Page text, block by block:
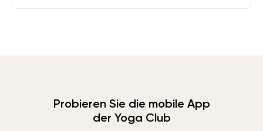
Probieren Sie die mobile App
der Yoga Club